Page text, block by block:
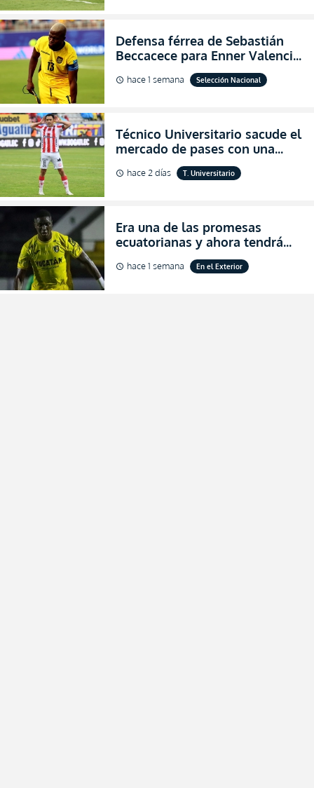
Defensa férrea de Sebastián
Beccacece para Enner Valencia
al indicar que era el hombre
indicado para Ecuador
schedule hace 1 semana Selección Nacional
Técnico Universitario sacude el
mercado de pases con una
verdadera revolución para
asegurar la permanencia
schedule hace 2 días T. Universitario
Era una de las promesas
ecuatorianas y ahora tendrá
una nueva oportunidad en
Bolivia
schedule hace 1 semana En el Exterior